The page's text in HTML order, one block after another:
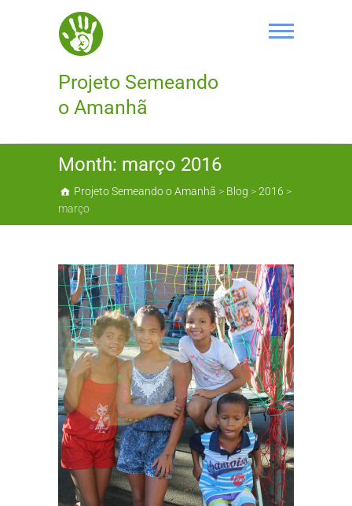
Projeto Semeando
o Amanhã
Month: março 2016
Projeto Semeando o Amanhã > Blog >2016 >
março